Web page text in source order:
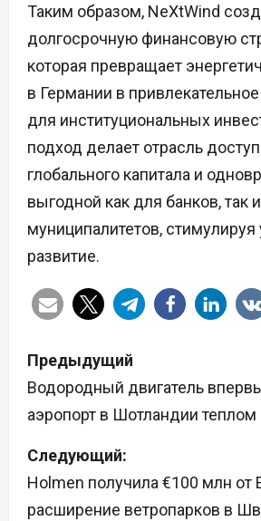
Таким образом, NeXtWind
долгосрочную финансовую
которая превращает
в Германии в
для институциональных
подход делает отрасль
глобального капитала и
выгодной как для банков, так
муниципалитетов, стимулируя
развитие.
Н
а
в
и
г
Предыдущий
Водородный двигатель
аэропорт в Шотландии теплом
Следующий:
Holmen получила €100 млн от
расширение ветропарков в